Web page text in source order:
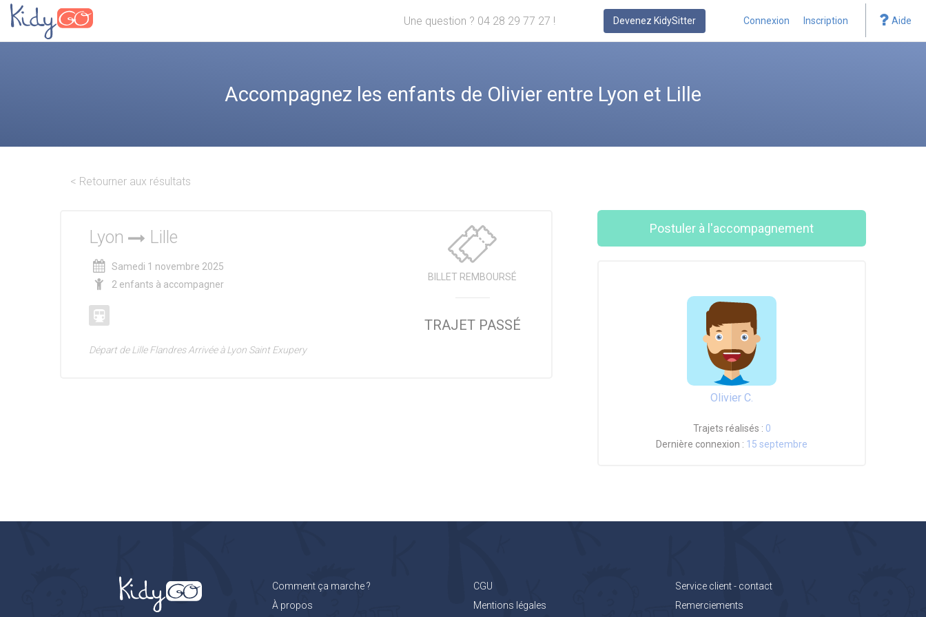
Une question ? 04 28 29 77 27 ! Devenez KidySitter Connexion Inscription Aide
Accompagnez les enfants de Olivier entre Lyon et Lille
< Retourner aux résultats
Lyon Lille
Samedi 1 novembre 2025
2 enfants à accompagner
Départ de Lille Flandres Arrivée à Lyon Saint Exupery
BILLET REMBOURSÉ
TRAJET PASSÉ
Postuler à l'accompagnement
Olivier C.
Trajets réalisés : 0
Dernière connexion : 15 septembre
Comment ça marche ?
À propos
CGU
Mentions légales
Service client - contact
Remerciements